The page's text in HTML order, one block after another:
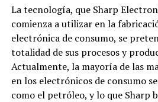
La tecnología, que Sharp
comienza a utilizar en la
electrónica de consumo, se
totalidad de sus procesos y
Actualmente, la mayoría de las
en los electrónicos de consumo
como el petróleo, y lo que Sharp